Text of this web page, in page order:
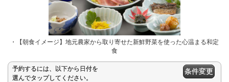
・【朝食イメージ】地元農家から取り寄せた新鮮野菜を使った心温まる和定
食
予約するには、以下から日付を
選んでタップしてください。
条件変更